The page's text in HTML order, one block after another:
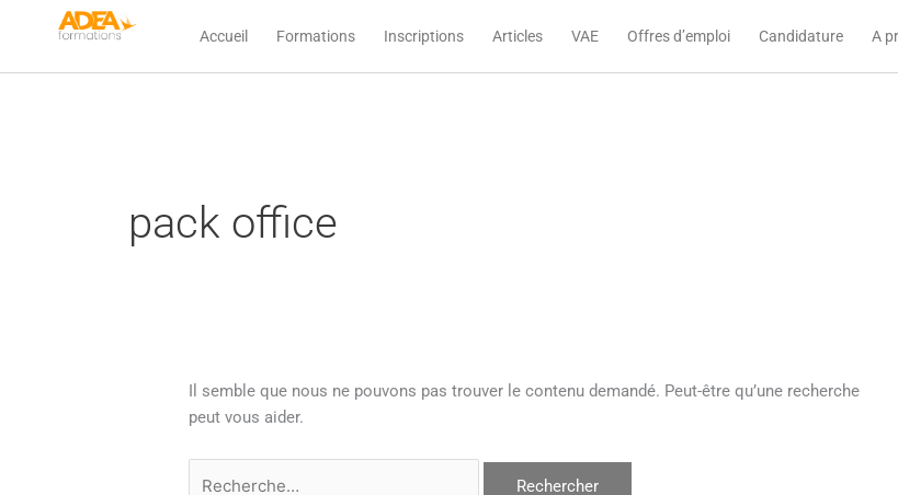
Accueil Formations Inscriptions Articles VAE Offres d’emploi Candidature A
pack office
Il semble que nous ne pouvons pas trouver le contenu demandé. Peut-être qu’une recherche
peut vous aider.